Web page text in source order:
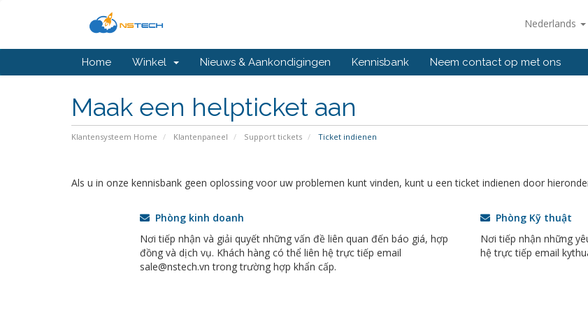
Nederlands
Home Winkel Nieuws & Aankondigingen Kennisbank Neem contact op met ons
Maak een helpticket aan
Klantensysteem Home Klantenpaneel Support tickets Ticket indienen
Als u in onze kennisbank geen oplossing voor uw problemen kunt vinden, kunt u een ticket indienen door
Phòng kinh doanh
Nơi tiếp nhận và giải quyết những vấn đề liên quan đến báo giá, hợp
đồng và dịch vụ. Khách hàng có thể liên hệ trực tiếp email
sale@nstech.vn trong trường hợp khẩn cấp.
Phòng Kỹ thuật
Nơi tiếp nhận những
hệ trực tiếp email